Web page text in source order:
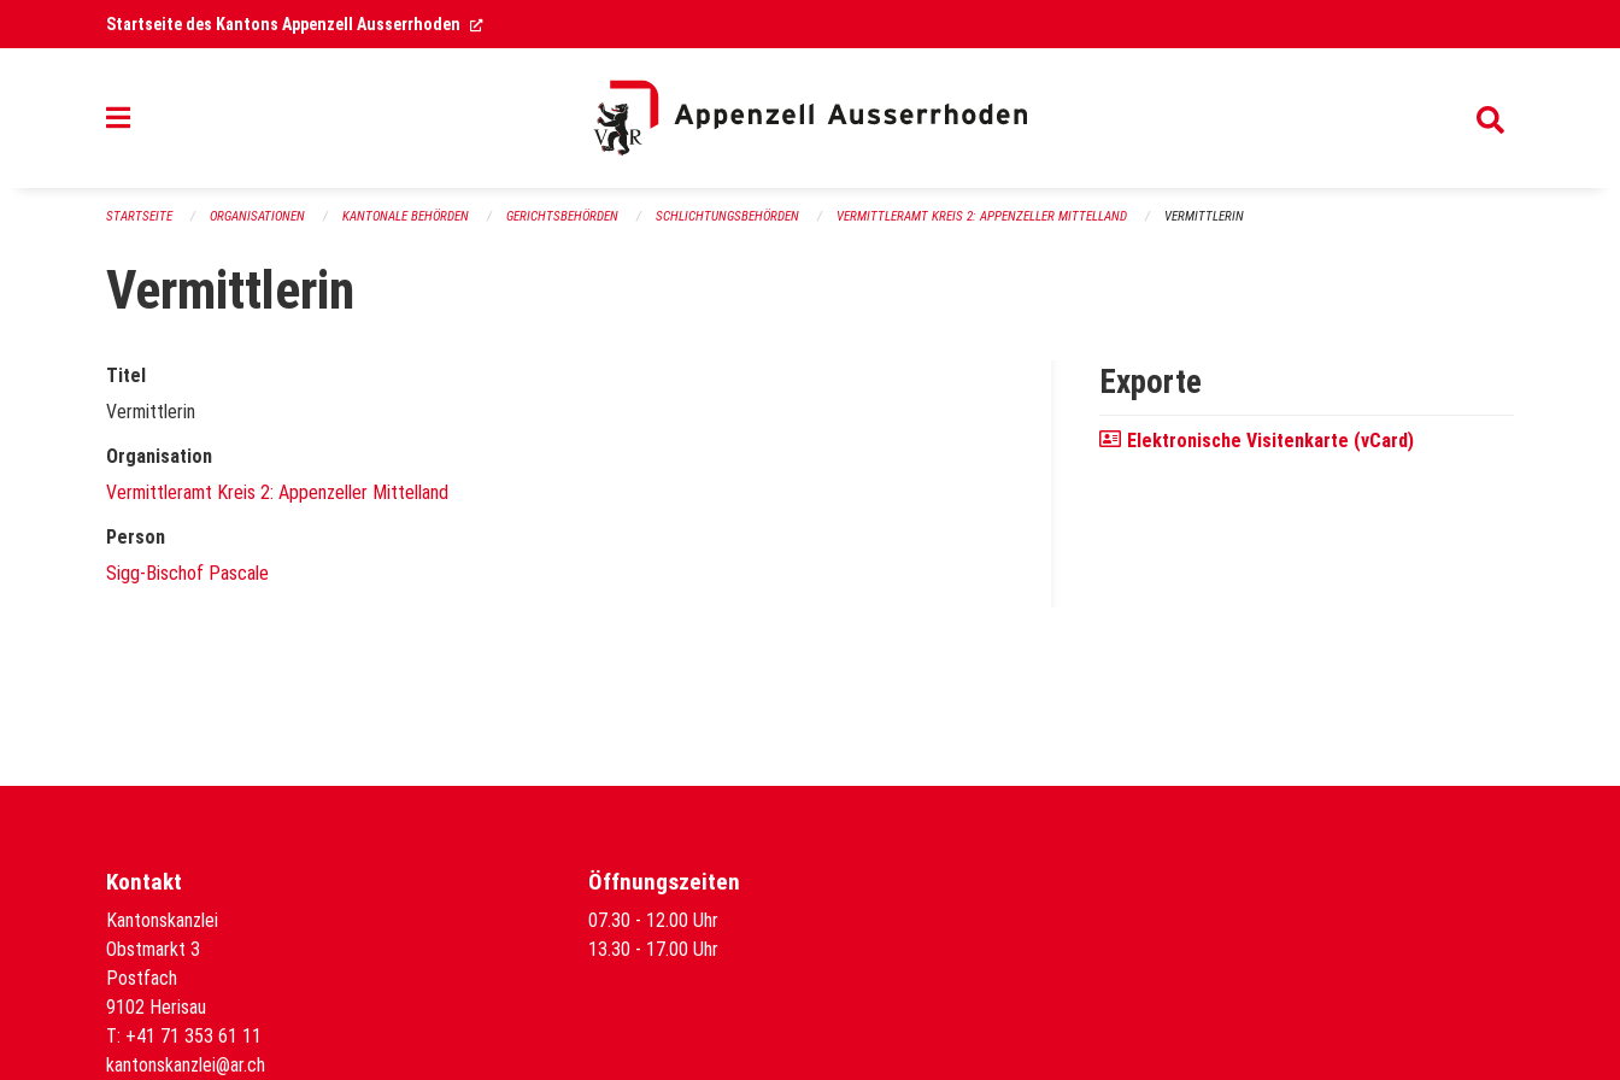
Navigation überspringenStartseite des Kantons Appenzell Ausserrhoden (External Link)
STARTSEITE ORGANISATIONEN KANTONALE BEHÖRDEN GERICHTSBEHÖRDEN SCHLICHTUNGSBEHÖRDEN VERMITTLERAMT KREIS 2: APPENZELLER MITTELLAND VERMITTLERIN
Vermittlerin
Titel
Vermittlerin
Organisation
Vermittleramt Kreis 2: Appenzeller Mittelland
Person
Sigg-Bischof Pascale
Exporte
Elektronische Visitenkarte (vCard)
Kontakt
Kantonskanzlei
Obstmarkt 3
Postfach
9102 Herisau
T: +41 71 353 61 11
kantonskanzlei@ar.ch
Öffnungszeiten
07.30 - 12.00 Uhr
13.30 - 17.00 Uhr